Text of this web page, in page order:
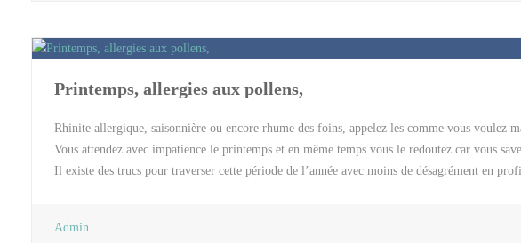
Printemps, allergies aux pollens,
Rhinite allergique, saisonnière ou encore rhume des foins, appelez les comme vous voulez
Vous attendez avec impatience le printemps et en même temps vous le redoutez car vous
Il existe des trucs pour traverser cette période de l’année avec moins de désagrément en
le printemps. La période est en effet celle qui est la plus propice à la pollinisation des
Admin